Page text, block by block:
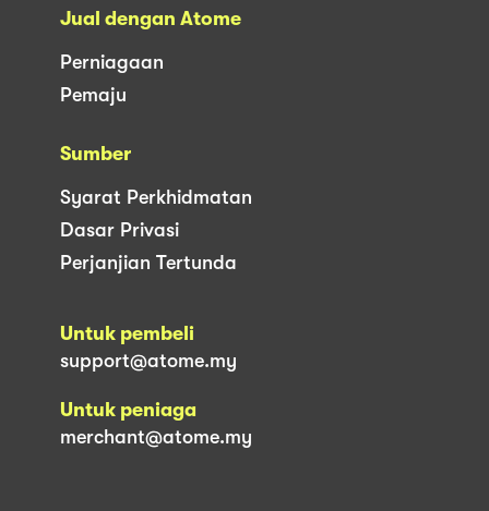
Jual dengan Atome
Perniagaan
Pemaju
Sumber
Syarat Perkhidmatan
Dasar Privasi
Perjanjian Tertunda
Untuk pembeli
support@atome.my
Untuk peniaga
merchant@atome.my